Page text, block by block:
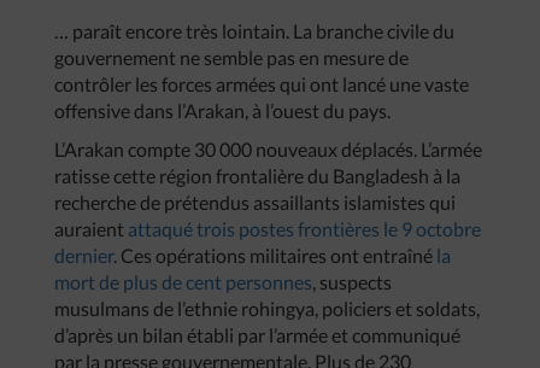
… paraît encore très lointain. La branche civile du
gouvernement ne semble pas en mesure de
contrôler les forces armées qui ont lancé une vaste
offensive dans l’Arakan, à l’ouest du pays.
L’Arakan compte 30 000 nouveaux déplacés. L’armée
ratisse cette région frontalière du Bangladesh à la
recherche de prétendus assaillants islamistes qui
auraient attaqué trois postes frontières le 9 octobre
dernier. Ces opérations militaires ont entraîné la
mort de plus de cent personnes, suspects
musulmans de l’ethnie rohingya, policiers et soldats,
d’après un bilan établi par l’armée et communiqué
par la presse gouvernementale. Plus de 230